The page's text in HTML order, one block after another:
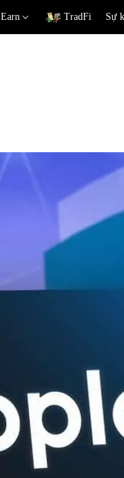
Earn TradFi Sự